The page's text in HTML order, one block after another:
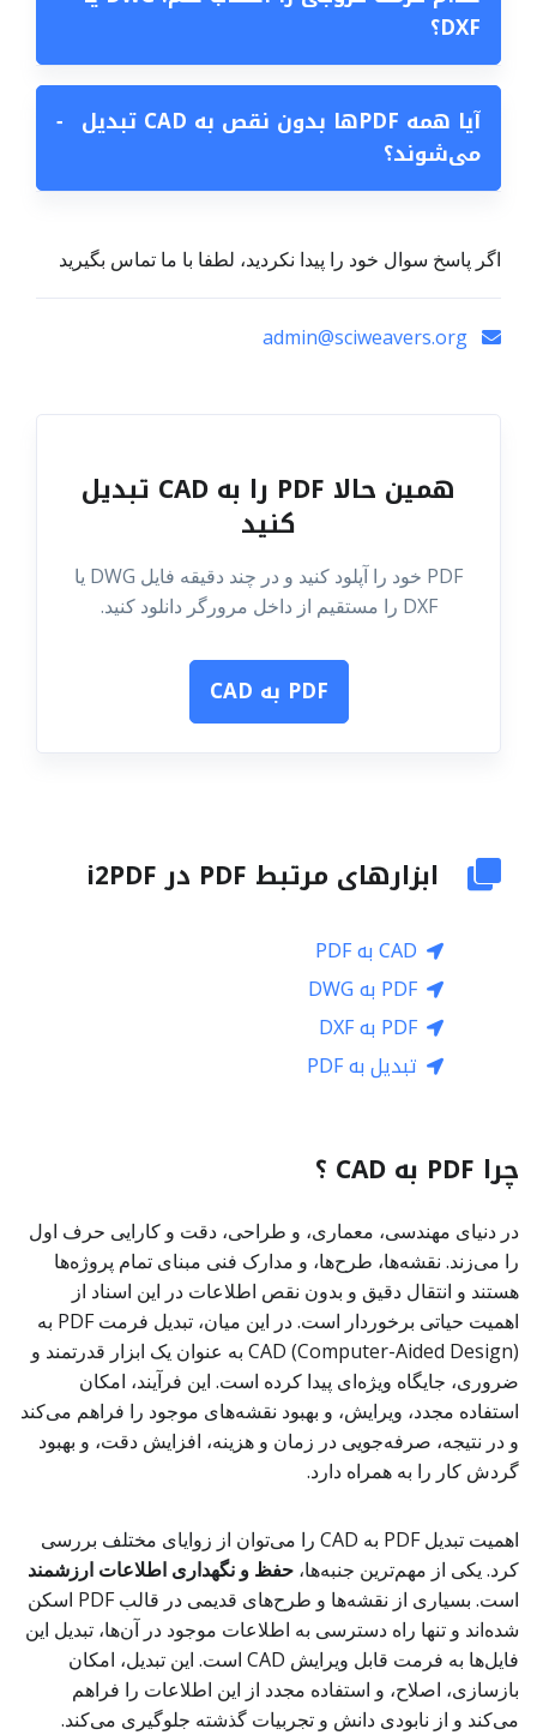
DXF؟
آیا همه PDFها بدون نقص به CAD تبدیل
می‌شوند؟
−
اگر پاسخ سوال خود را پیدا نکردید، لطفا با ما تماس بگیرید
همین حالا PDF را به CAD تبدیل
کنید
PDF خود را آپلود کنید و در چند دقیقه فایل DWG یا
DXF را مستقیم از داخل مرورگر دانلود کنید.
PDF به CAD
ابزارهای مرتبط PDF در i2PDF
CAD به PDF
PDF به DWG
PDF به DXF
تبدیل به PDF
چرا PDF به CAD ؟
در دنیای مهندسی، معماری، و طراحی، دقت و کارایی حرف اول
را می‌زند. نقشه‌ها، طرح‌ها، و مدارک فنی مبنای تمام پروژه‌ها
هستند و انتقال دقیق و بدون نقص اطلاعات در این اسناد از
اهمیت حیاتی برخوردار است. در این میان، تبدیل فرمت PDF به
CAD (Computer-Aided Design) به عنوان یک ابزار قدرتمند و
ضروری، جایگاه ویژه‌ای پیدا کرده است. این فرآیند، امکان
استفاده مجدد، ویرایش، و بهبود نقشه‌های موجود را فراهم می‌کند
و در نتیجه، صرفه‌جویی در زمان و هزینه، افزایش دقت، و بهبود
گردش کار را به همراه دارد.
اهمیت تبدیل PDF به CAD را می‌توان از زوایای مختلف بررسی
کرد. یکی از مهم‌ترین جنبه‌ها، حفظ و نگهداری اطلاعات ارزشمند
است. بسیاری از نقشه‌ها و طرح‌های قدیمی در قالب PDF اسکن
شده‌اند و تنها راه دسترسی به اطلاعات موجود در آن‌ها، تبدیل این
فایل‌ها به فرمت قابل ویرایش CAD است. این تبدیل، امکان
بازسازی، اصلاح، و استفاده مجدد از این اطلاعات را فراهم
می‌کند و از نابودی دانش و تجربیات گذشته جلوگیری می‌کند.